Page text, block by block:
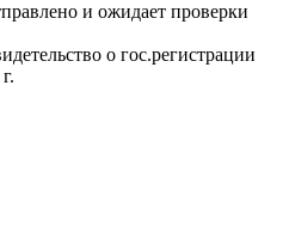
и ожидает проверки
о гос.регистрации